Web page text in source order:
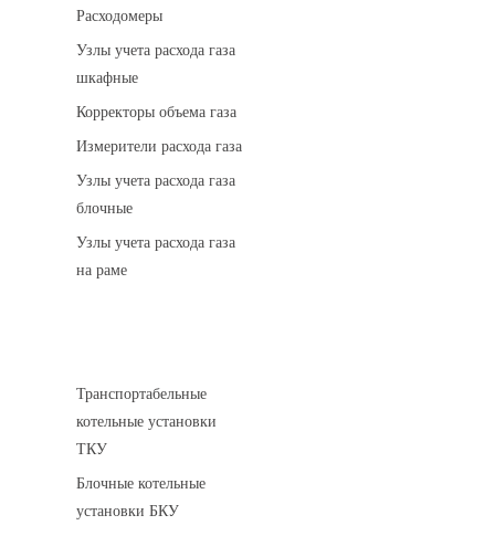
Расходомеры
Узлы учета расхода газа
шкафные
Корректоры объема газа
Измерители расхода газа
Узлы учета расхода газа
блочные
Узлы учета расхода газа
на раме
Транспортабельные
котельные установки
ТКУ
Блочные котельные
установки БКУ